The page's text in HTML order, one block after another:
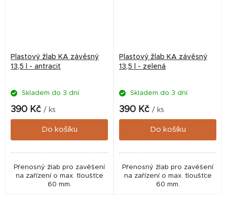
Plastový žlab KA závěsný
13,5 l - antracit
Skladem do 3 dní.
390 Kč / ks
Do košíku
Přenosný žlab pro zavěšení
na zařízení o max. tloušťce
60 mm.
Plastový žlab KA závěsný
13,5 l - zelená
Skladem do 3 dní.
390 Kč / ks
Do košíku
Přenosný žlab pro zavěšení
na zařízení o max. tloušťce
60 mm.